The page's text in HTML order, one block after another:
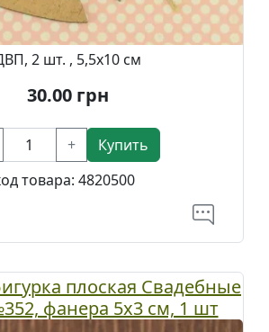
2 шт. , 5,5х10 см
30.00грн
+
Купить
товара: 4820500
плоская Свадебные
фанера 5х3 см, 1 шт